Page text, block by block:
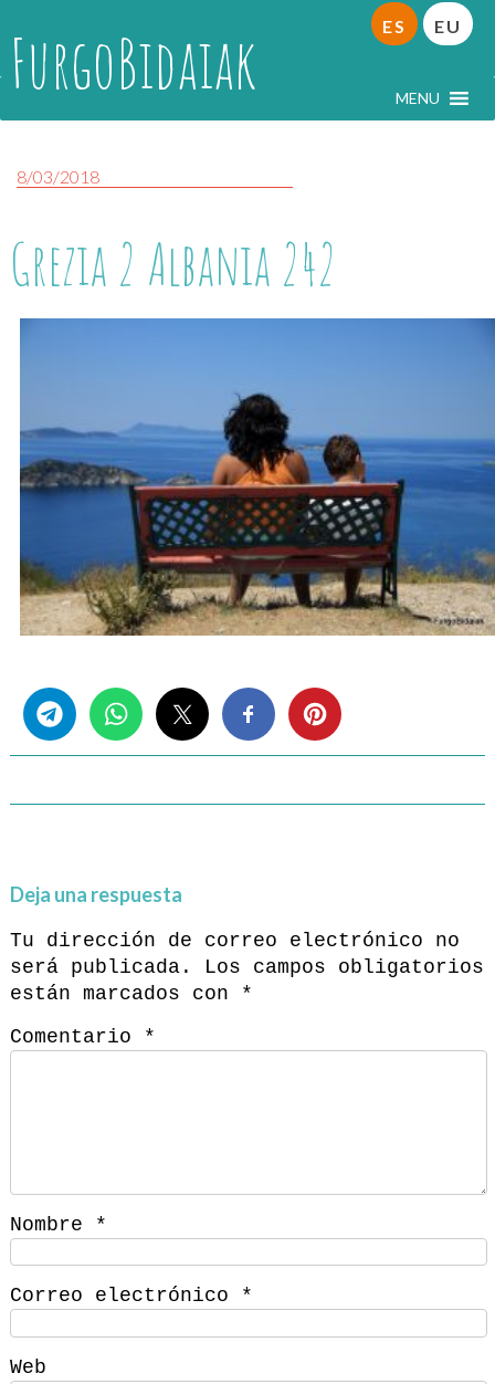
FurgoBidaiak MENU
ES EU
8/03/2018
Grezia 2 Albania 242
Deja una respuesta
Tu dirección de correo electrónico no
será publicada.
Los campos obligatorios
están marcados con
*
Comentario
*
Nombre *
Correo electrónico *
Web